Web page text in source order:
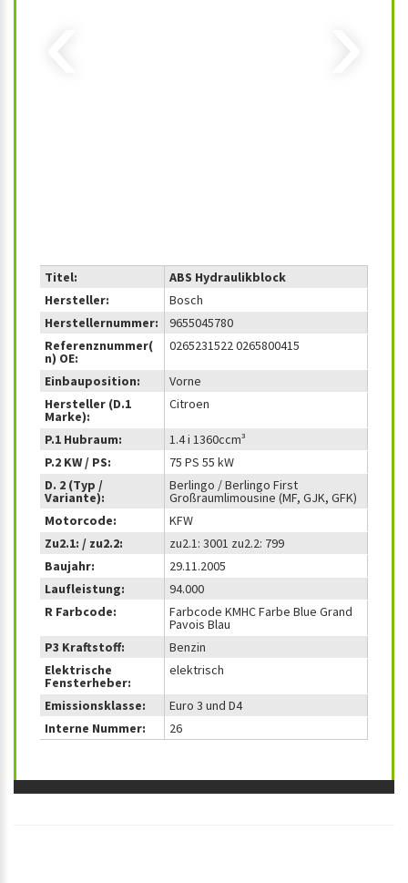
Titel:
ABS Hydraulikblock
Hersteller:
Bosch
Herstellernummer:
9655045780
Referenznummer(
n) OE:
0265231522 0265800415
Einbauposition:
Vorne
Hersteller (D.1
Marke):
Citroen
P.1 Hubraum:
1.4 i 1360ccm³
P.2 KW / PS:
75 PS 55 kW
D. 2 (Typ /
Variante):
Berlingo / Berlingo First
Großraumlimousine (MF, GJK, GFK)
Motorcode:
KFW
Zu2.1: / zu2.2:
zu2.1: 3001 zu2.2: 799
Baujahr:
29.11.2005
Laufleistung:
94.000
R Farbcode:
Farbcode KMHC Farbe Blue Grand
Pavois Blau
P3 Kraftstoff:
Benzin
Elektrische
Fensterheber:
elektrisch
Emissionsklasse:
Euro 3 und D4
Interne Nummer:
26